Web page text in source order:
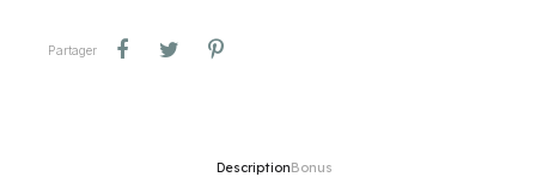
Partager
Tweet
DescriptionBonus